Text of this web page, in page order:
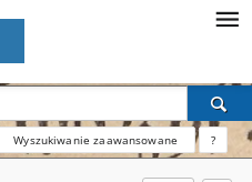
Wyszukiwanie zaawansowane ?